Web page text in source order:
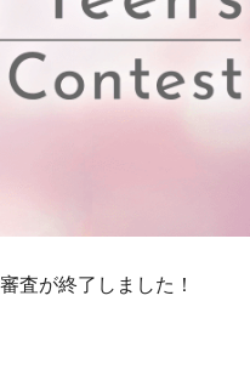
査が終了しました！